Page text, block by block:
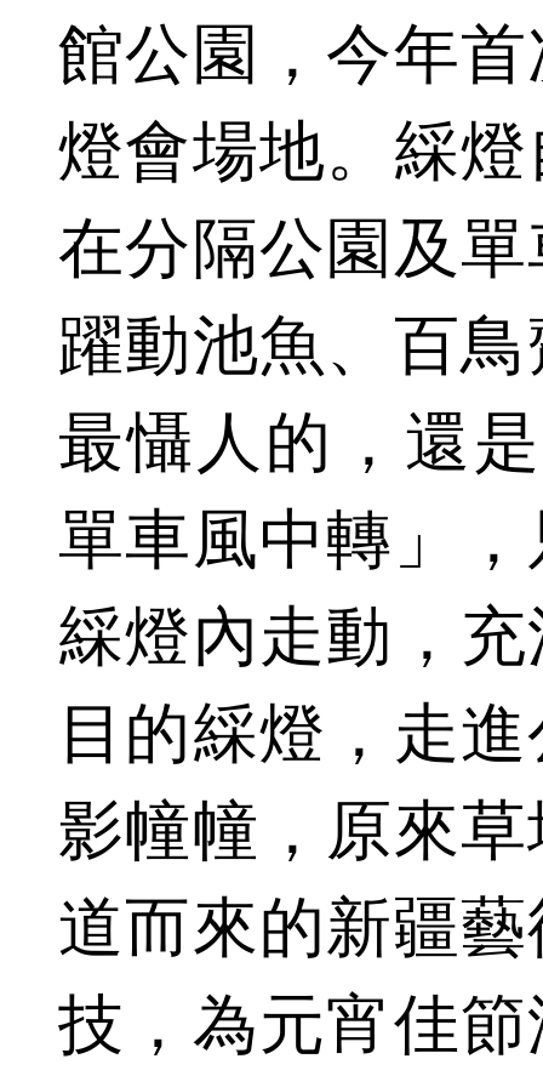
館公園，今年
燈會場地。綵
在分隔公園及
躍動池魚、百
最懾人的，還
單車風中轉」
綵燈內走動，
目的綵燈，走
影幢幢，原來
道而來的新疆
技，為元宵佳